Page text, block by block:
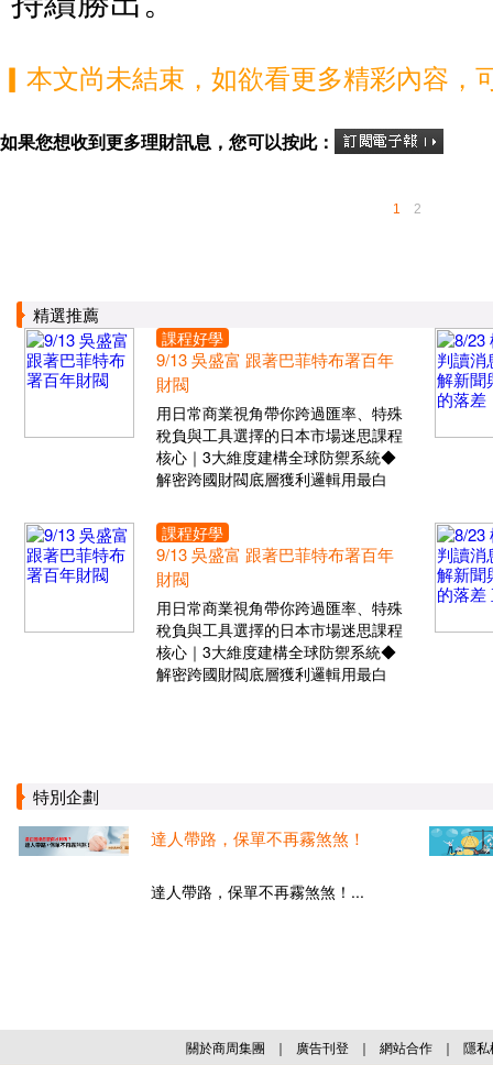
▎本文尚未結束，如欲看更多精彩內容，
如果您想收到更多理財訊息，您可以按此：
1 2
精選推薦
課程好學
9/13 吳盛富 跟著巴菲特布署百年
財閥
用日常商業視角帶你跨過匯率、特殊
稅負與工具選擇的日本市場迷思課程
核心｜3大維度建構全球防禦系統◆
解密跨國財閥底層獲利邏輯用最白
課程好學
9/13 吳盛富 跟著巴菲特布署百年
財閥
用日常商業視角帶你跨過匯率、特殊
稅負與工具選擇的日本市場迷思課程
核心｜3大維度建構全球防禦系統◆
解密跨國財閥底層獲利邏輯用最白
特別企劃
達人帶路，保單不再霧煞煞！
達人帶路，保單不再霧煞煞！...
關於商周集團 ｜ 廣告刊登 ｜ 網站合作 ｜ 隱私